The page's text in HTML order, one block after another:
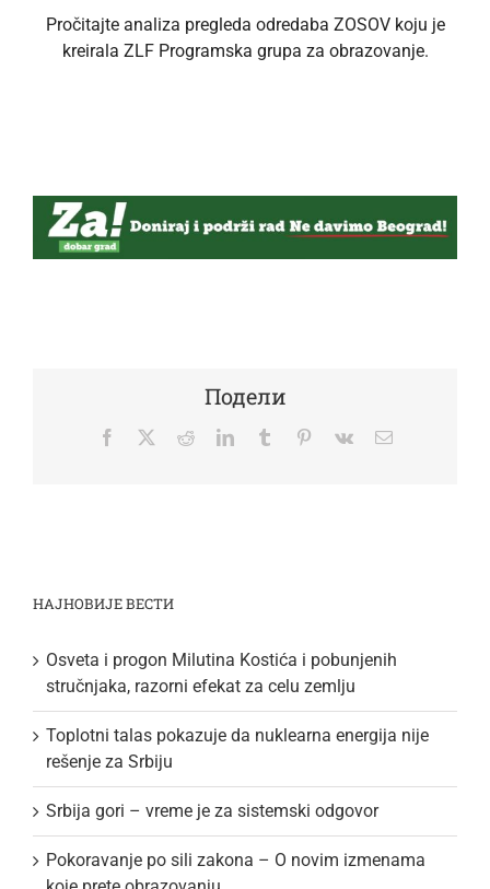
Pročitajte analiza pregleda odredaba ZOSOV koju je
kreirala ZLF Programska grupa za obrazovanje.
Подели
Facebook
TwitterRedditLinkedInTumblr Pinterest
Vk Email
НАЈНОВИЈЕ ВЕСТИ
Osveta i progon Milutina Kostića i pobunjenih
stručnjaka, razorni efekat za celu zemlju
Toplotni talas pokazuje da nuklearna energija nije
rešenje za Srbiju
Srbija gori – vreme je za sistemski odgovor
Pokoravanje po sili zakona – O novim izmenama